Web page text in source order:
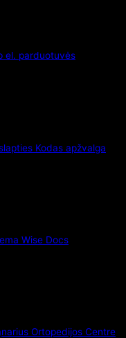
el. parduotuvės
Kodas apžvalga
Wise Docs
Ortopedijos Centre